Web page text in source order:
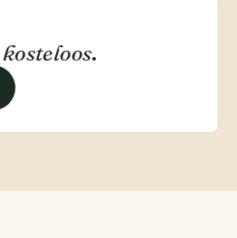
kosteloos.